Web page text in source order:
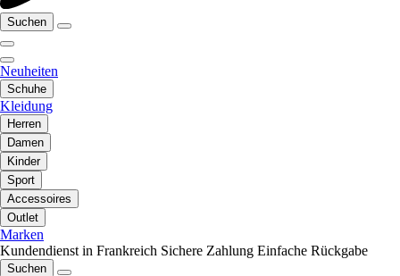
Suchen
Neuheiten
Schuhe
Kleidung
Herren
Damen
Kinder
Sport
Accessoires
Outlet
Marken
Kundendienst in Frankreich Sichere Zahlung Einfache Rückgabe
Suchen